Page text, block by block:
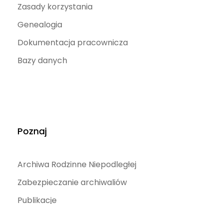
Zasady korzystania
Genealogia
Dokumentacja pracownicza
Bazy danych
Poznaj
Archiwa Rodzinne Niepodległej
Zabezpieczanie archiwaliów
Publikacje